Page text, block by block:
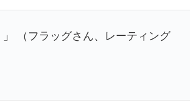
（フラッグさん、レーティング